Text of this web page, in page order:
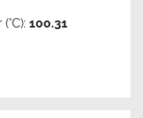
100.31